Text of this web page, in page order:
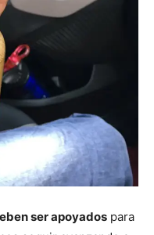
ser apoyados para